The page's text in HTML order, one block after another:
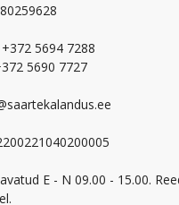
5694 7288
5690 7727
E - N 09.00 - 15.00.